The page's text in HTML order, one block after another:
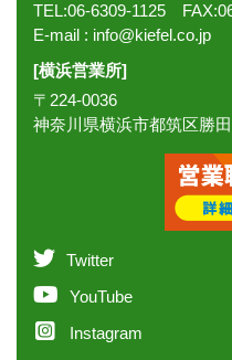
TEL:06-6309-1125
E-mail : info@kiefel.co.jp
[横浜営業所]
〒224-0036
神奈川県横浜市都筑区勝
Twitter
YouTube
Instagram